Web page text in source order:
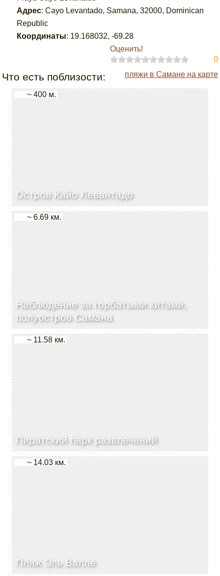
Адрес:Cayo Levantado, Samana, 32000, Dominican
Republic
Координаты: 19.168032,-69.28
Оценить!
0
Что есть поблизости: пляжи в Самане на карте
Остров Кайо Левантадо
~ 400 м.
Наблюдение за горбатыми китами,
полуостров Самана
~ 6.69 км.
Пиратский парк развлечений
~ 11.58 км.
Пляж Эль Валле
~ 14.03 км.